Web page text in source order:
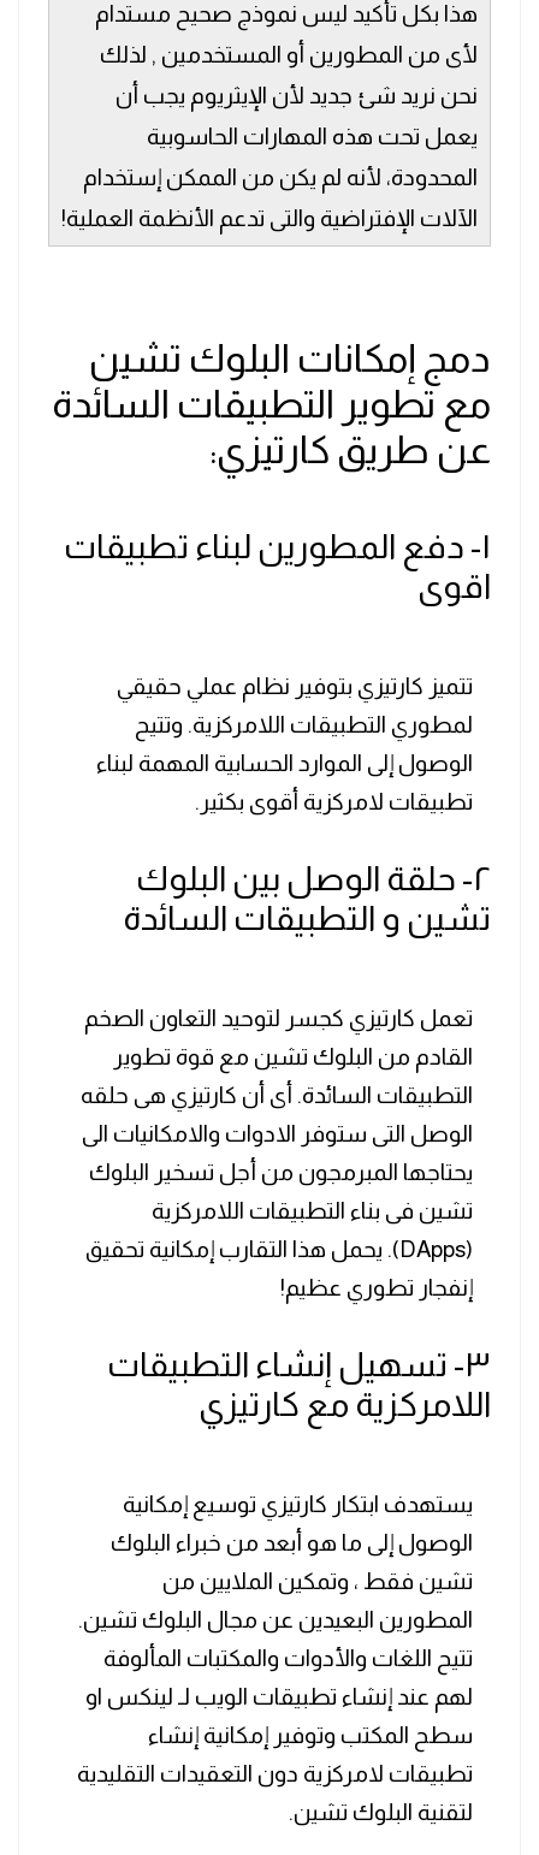
هذا بكل تأكيد ليس نموذج صحيح مستدام
لأى من المطورين أو المستخدمين , لذلك
نحن نريد شئ جديد لأن الإيثريوم يجب أن
يعمل تحت هذه المهارات الحاسوبية
المحدودة، لأنه لم يكن من الممكن إستخدام
الآلات الإفتراضية والتى تدعم الأنظمة العملية!
دمج إمكانات البلوك تشين
مع تطوير التطبيقات السائدة
عن طريق كارتيزي:
١- دفع المطورين لبناء تطبيقات
اقوى
تتميز كارتيزي بتوفير نظام عملي حقيقي
لمطوري التطبيقات اللامركزية. وتتيح
الوصول إلى الموارد الحسابية المهمة لبناء
تطبيقات لامركزية أقوى بكثير.
٢- حلقة الوصل بين البلوك
تشين و التطبيقات السائدة
تعمل كارتيزي كجسر لتوحيد التعاون الصخم
القادم من البلوك تشين مع قوة تطوير
التطبيقات السائدة. أى أن كارتيزي هى حلقه
الوصل التى ستوفر الادوات والامكانيات الى
يحتاجها المبرمجون من أجل تسخير البلوك
تشين فى بناء التطبيقات اللامركزية
(DApps). يحمل هذا التقارب إمكانية تحقيق
إنفجار تطوري عظيم!
٣- تسهيل إنشاء التطبيقات
اللامركزية مع كارتيزي
يستهدف ابتكار كارتيزي توسيع إمكانية
الوصول إلى ما هو أبعد من خبراء البلوك
تشين فقط ، وتمكين الملايين من
المطورين البعيدين عن مجال البلوك تشين.
تتيح اللغات والأدوات والمكتبات المألوفة
لهم عند إنشاء تطبيقات الويب لـ لينكس او
سطح المكتب وتوفير إمكانية إنشاء
تطبيقات لامركزية دون التعقيدات التقليدية
لتقنية البلوك تشين.